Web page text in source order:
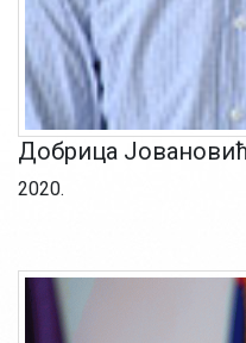
Добрица Јовановић
2020.